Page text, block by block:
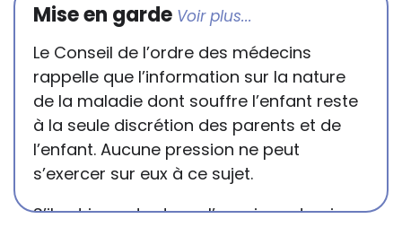
Mise en garde
Le Conseil de l’ordre des médecins
rappelle que l’information sur la nature
de la maladie dont souffre l’enfant reste
à la seule discrétion des parents et de
l’enfant. Aucune pression ne peut
s’exercer sur eux à ce sujet.
S’il est important que l’enseignant puisse